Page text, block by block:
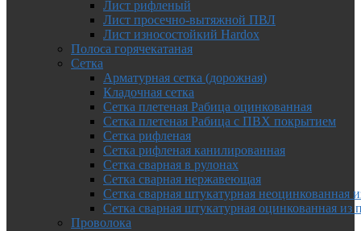
Лист рифленый
Лист просечно-вытяжной ПВЛ
Лист износостойкий Hardox
Полоса горячекатаная
Сетка
Арматурная сетка (дорожная)
Кладочная сетка
Сетка плетеная Рабица оцинкованная
Сетка плетеная Рабица с ПВХ покрытием
Сетка рифленая
Сетка рифленая канилированная
Сетка сварная в рулонах
Сетка сварная нержавеющая
Сетка сварная штукатурная неоцинкованная
Сетка сварная штукатурная оцинкованная из
Проволока